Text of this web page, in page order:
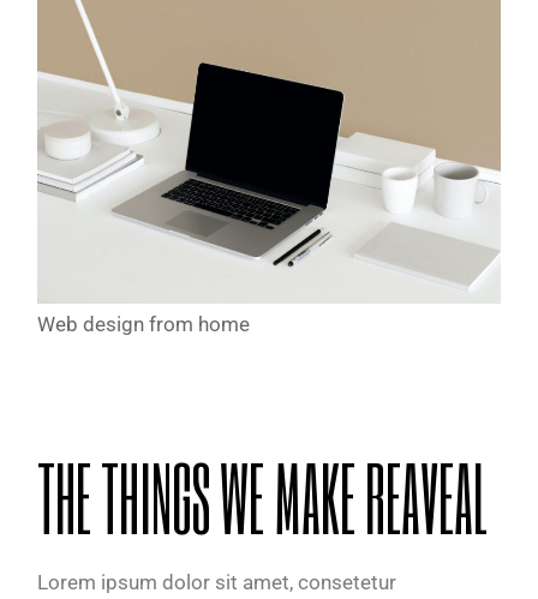
Web design from home
THE THINGS WE MAKE REAVEAL
Lorem ipsum dolor sit amet, consetetur